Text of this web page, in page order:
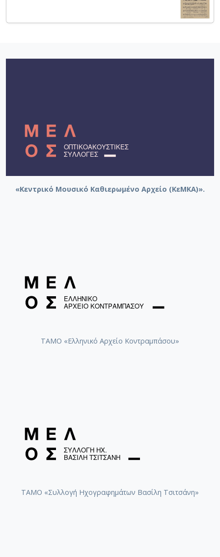
«Κεντρικό Μουσικό Καθιερωμένο Αρχείο (ΚεΜΚΑ)».
ΤΑΜΟ «Ελληνικό Αρχείο Κοντραμπάσου»
ΤΑΜΟ «Συλλογή Ηχογραφημάτων Βασίλη Τσιτσάνη»